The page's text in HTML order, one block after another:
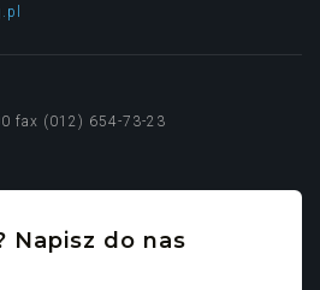
fax (012) 654-73-23
Napisz do nas